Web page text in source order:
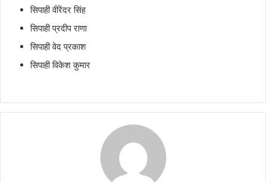
सिपाही वीरेंदर सिंह
सिपाही प्रदीप राणा
सिपाही वेद प्रकाश
सिपाही विकेश कुमार